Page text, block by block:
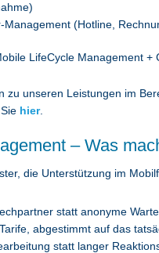
Management (Hotline,
zu unseren Leistungen im
hier.
– Was
die Unterstützung im
statt anonyme
abgestimmt auf das
statt langer